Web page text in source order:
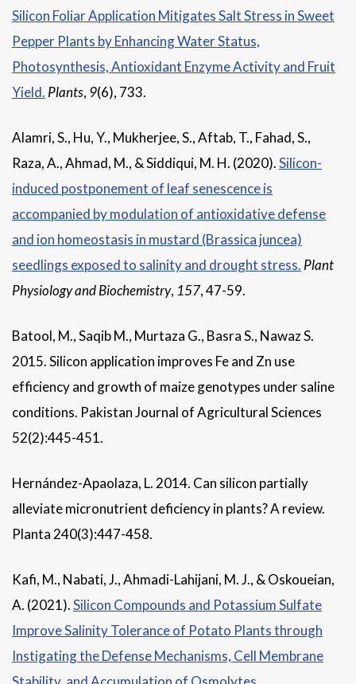
Silicon Foliar Application Mitigates Salt Stress in Sweet
Pepper Plants by Enhancing Water Status,
Photosynthesis, Antioxidant Enzyme Activity and Fruit
Yield. Plants, 9(6), 733.
Alamri, S., Hu, Y., Mukherjee, S., Aftab, T., Fahad, S.,
Raza, A., Ahmad, M., & Siddiqui, M. H. (2020).Silicon-
induced postponement of leaf senescence is
accompanied by modulation of antioxidative defense
and ion homeostasis in mustard (Brassica juncea)
seedlings exposed to salinity and drought stress. Plant
Physiology and Biochemistry, 157, 47-59.
Batool, M., Saqib M., Murtaza G., Basra S., Nawaz S.
2015. Silicon application improves Fe and Zn use
efficiency and growth of maize genotypes under saline
conditions. Pakistan Journal of Agricultural Sciences
52(2):445-451.
Hernández-Apaolaza, L. 2014. Can silicon partially
alleviate micronutrient deficiency in plants? A review.
Planta 240(3):447-458.
Kafi, M., Nabati, J., Ahmadi-Lahijani, M. J., & Oskoueian,
A. (2021).Silicon Compounds and Potassium Sulfate
Improve Salinity Tolerance of Potato Plants through
Instigating the Defense Mechanisms, Cell Membrane